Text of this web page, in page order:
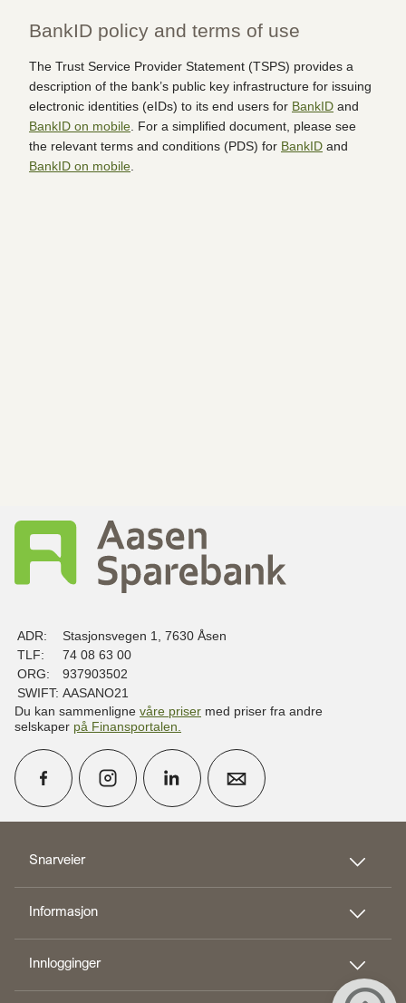
BankID policy and terms of use
The Trust Service Provider Statement (TSPS) provides a
description of the bank’s public key infrastructure for issuing
electronic identities (eIDs) to its end users for BankID and
BankID on mobile . For a simplified document, please see
the relevant terms and conditions (PDS) for BankID and
BankID on mobile
Snarveier
Informasjon
Innlogginger
ADR:
Stasjonsvegen 1, 7630 Åsen
TLF:
74 08 63 00
ORG:
937903502
SWIFT: AASANO21
Du kan sammenligne våre priser med priser fra andre
selskaper på Finansportalen
Bli kunde
person_add
Til toppen